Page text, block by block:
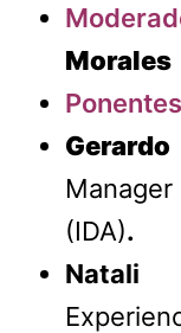
Morales
(IDA).
Natali